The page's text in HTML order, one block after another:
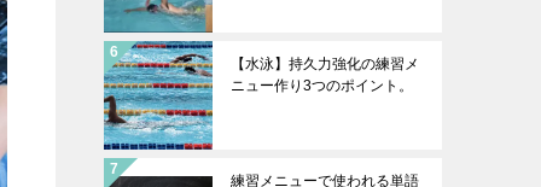
【水泳】持久力強化の練習メ
ニュー作り3つのポイント。
練習メニューで使われる単語